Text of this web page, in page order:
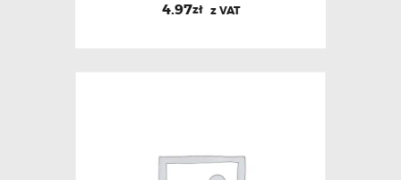
4.97zł z VAT